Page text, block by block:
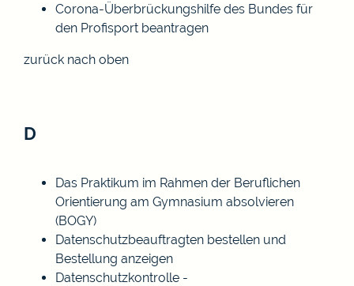
Corona-Überbrückungshilfe des Bundes für
den Profisport beantragen
zurück nach oben
D
Das Praktikum im Rahmen der Beruflichen
Orientierung am Gymnasium absolvieren
(BOGY)
Datenschutzbeauftragten bestellen und
Bestellung anzeigen
Datenschutzkontrolle -